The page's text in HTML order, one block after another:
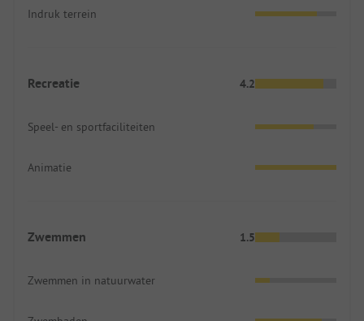
Indruk terrein
Recreatie 4.2
Speel- en sportfaciliteiten
Animatie
Zwemmen 1.5
Zwemmen in natuurwater